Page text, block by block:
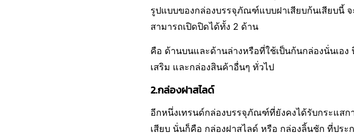
รูปแบบของกล่องบรรจุภัณฑ์แบบฝาเสียบก้นเสียบนี้
สามารถเปิดปิดได้ทั้ง 2 ด้าน
คือ ด้านบนและด้านล่างหรือที่ใช้เป็นก้นกล่องนั่นเอ
เสริม และกล่องสินค้าอื่นๆ ทั่วไป
2.กล่องฝาสไลด์
อีกหนึ่งเทรนด์กล่องบรรจุภัณฑ์ที่ยังคงได้รับกระแส
เสียบ นั่นก็คือ กล่องฝาสไลด์ หรือ กล่องลิ้นชัก ที่ปร